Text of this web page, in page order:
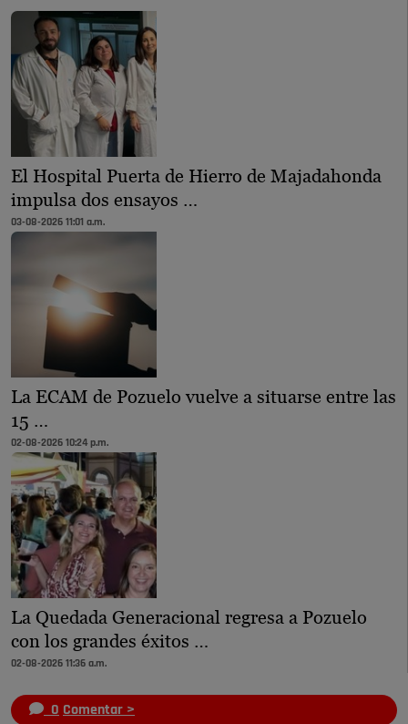
El Hospital Puerta de Hierro de Majadahonda
impulsa dos ensayos …
03-08-2026 11:01 a.m.
La ECAM de Pozuelo vuelve a situarse entre las
15 …
02-08-2026 10:24 p.m.
La Quedada Generacional regresa a Pozuelo
con los grandes éxitos …
02-08-2026 11:36 a.m.
0 Comentar >